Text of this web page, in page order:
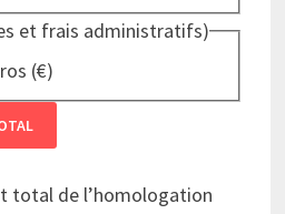
de conformité en euros,
et frais administratifs)
(€)
carte grise en euros, valeur
total de l’homologation